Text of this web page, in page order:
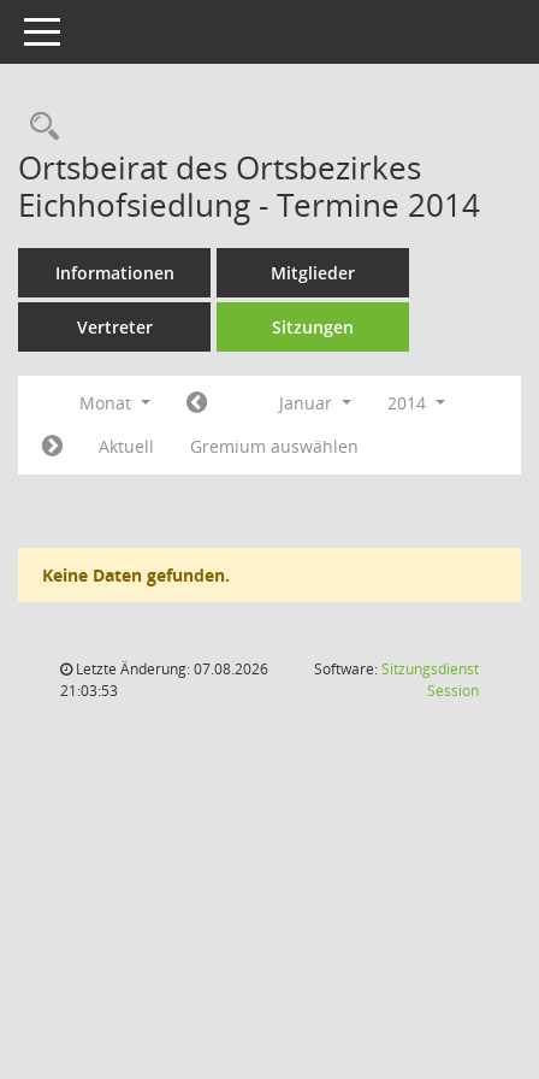
Toggle navigation
Rechercheauswahl
Ortsbeirat des Ortsbezirkes
Eichhofsiedlung - Termine 2014
Informationen Mitglieder
Vertreter Sitzungen
Monat Januar
2014
Aktuell
Gremium auswählen
Keine Daten gefunden.
Letzte Änderung: 07.08.2026
21:03:53
Software:Sitzungsdienst
Session(Wird in